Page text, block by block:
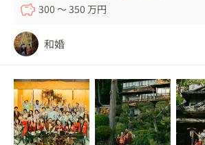
300 〜 350 万円
和婚